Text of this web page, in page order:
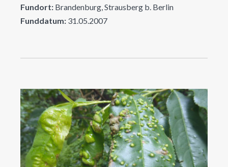
Fundort: Brandenburg, Strausberg b. Berlin
Funddatum: 31.05.2007